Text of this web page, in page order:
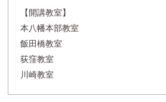
【開講教室】
本八幡本部教室
飯田橋教室
荻窪教室
川崎教室